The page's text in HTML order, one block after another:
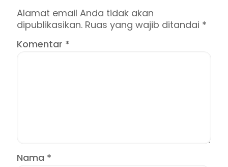
Alamat email Anda tidak akan
dipublikasikan. Ruas yang wajib ditandai *
Komentar *
Nama *